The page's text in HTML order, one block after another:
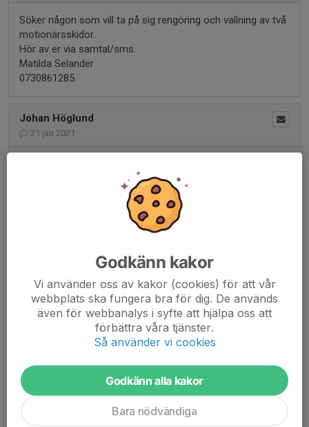
Söker någon som vill ta på sig rengöring och vallning av två
motionärsskidor.
Hör av er via samtal/sms.
Matilda Selander
0730861285
Johan Höglund
21 jan 2021
Söker klubbkläder i storlek ca 130-140. Jacka, byxa, väst.
Hör gärna av er om ni har att sälja.
Glömde skriva vem ni kontaktar 😬
Lisa 070-33 34 225
Idun Arburua Vestman 19 okt 2020
Söker combipjäxa stl 38 eller med innermått ca 24,5-25cm
21 sep 2020
Godkänn kakor
Vi använder oss av kakor (cookies) för att vår
webbplats ska fungera bra för dig. De används
även för webbanalys i syfte att hjälpa oss att
förbättra våra tjänster.
Så använder vi cookies
Godkänn alla kakor
Bara nödvändiga